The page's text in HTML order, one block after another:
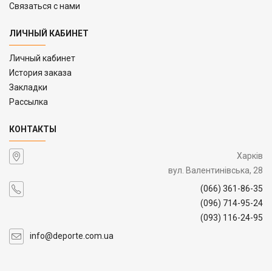
Связаться с нами
ЛИЧНЫЙ КАБИНЕТ
Личный кабинет
История заказа
Закладки
Рассылка
КОНТАКТЫ
Харків
вул. Валентинівська, 28
(066) 361-86-35
(096) 714-95-24
(093) 116-24-95
info@deporte.com.ua